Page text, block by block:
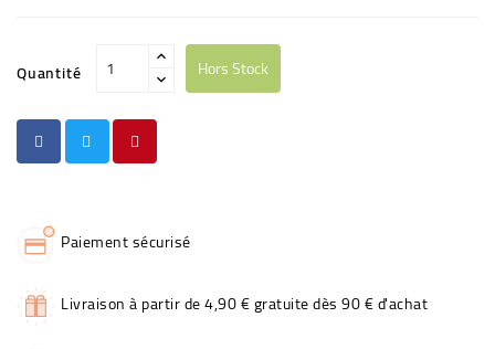
Quantité Hors Stock
Paiement sécurisé
Livraison à partir de 4,90 € gratuite dès 90 € d'achat